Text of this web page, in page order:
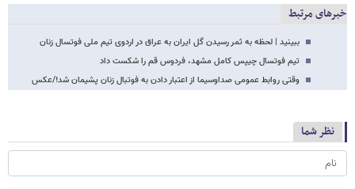
خبرهای مرتبط
ببینید | لحظه به ثمر رسیدن گل ایران به عراق در اردوی تیم ملی فوتسال زنان
تیم فوتسال چیپس کامل مشهد، فردوس قم را شکست داد
وقتی روابط عمومی صداوسیما از اعتبار دادن به فوتبال زنان پشیمان شد!/عکس
نظر شما